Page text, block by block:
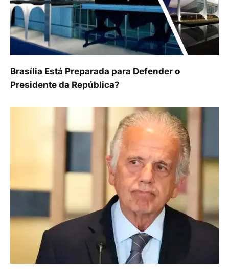
Brasília Está Preparada para Defender o
Presidente da República?